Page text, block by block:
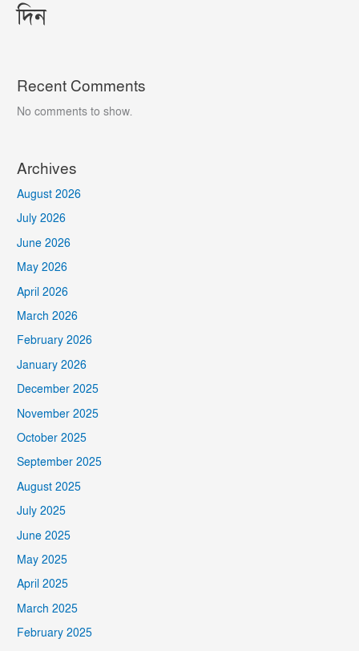
দিন
Recent Comments
No comments to show.
Archives
August 2026
July 2026
June 2026
May 2026
April 2026
March 2026
February 2026
January 2026
December 2025
November 2025
October 2025
September 2025
August 2025
July 2025
June 2025
May 2025
April 2025
March 2025
February 2025